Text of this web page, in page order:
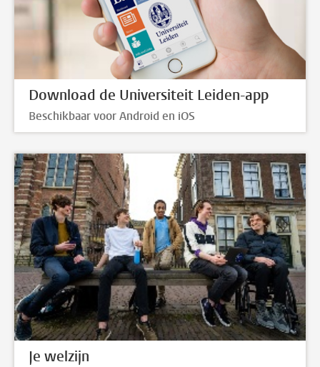
Download de Universiteit Leiden-app
Beschikbaar voor Android en iOS
Je welzijn